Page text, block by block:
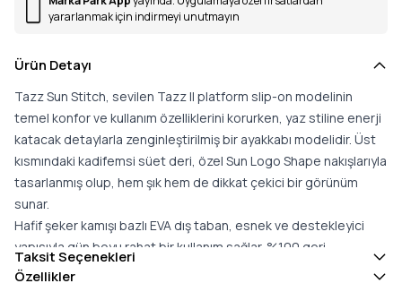
yararlanmak için indirmeyi unutmayın
Ürün Detayı
Tazz Sun Stitch, sevilen Tazz II platform slip-on modelinin
temel konfor ve kullanım özelliklerini korurken, yaz stiline enerji
katacak detaylarla zenginleştirilmiş bir ayakkabı modelidir. Üst
kısmındaki kadifemsi süet deri, özel Sun Logo Shape nakışlarıyla
tasarlanmış olup, hem şık hem de dikkat çekici bir görünüm
sunar.
Hafif şeker kamışı bazlı EVA dış taban, esnek ve destekleyici
yapısıyla gün boyu rahat bir kullanım sağlar. %100 geri
dönüştürülmüş
Taksit Seçenekleri
Özellikler